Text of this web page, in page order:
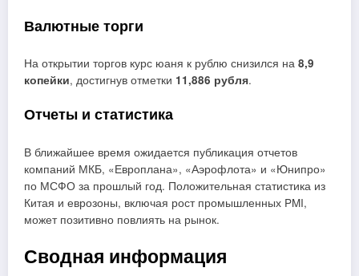
Валютные торги
На открытии торгов курс юаня к рублю снизился на 8,9
копейки, достигнув отметки 11,886 рубля.
Отчеты и статистика
В ближайшее время ожидается публикация отчетов
компаний МКБ, «Европлана», «Аэрофлота» и «Юнипро»
по МСФО за прошлый год. Положительная статистика из
Китая и еврозоны, включая рост промышленных PMI,
может позитивно повлиять на рынок.
Сводная информация